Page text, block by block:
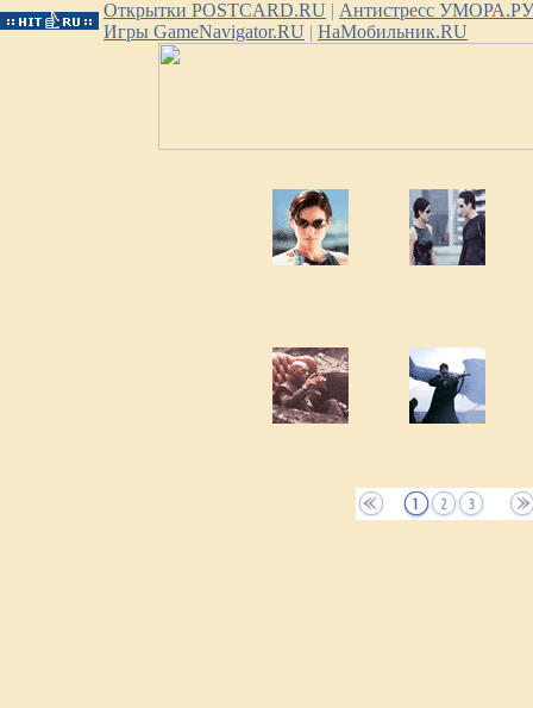
Открытки POSTCARD.RU | Антистресс УМОРА.РУ
Игры GameNavigator.RU | НаМобильник.RU